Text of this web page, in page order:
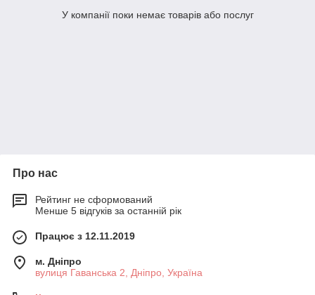
У компанії поки немає товарів або послуг
Про нас
Рейтинг не сформований
Менше 5 відгуків за останній рік
Працює з 12.11.2019
м. Дніпро
вулиця Гаванська 2, Дніпро, Україна